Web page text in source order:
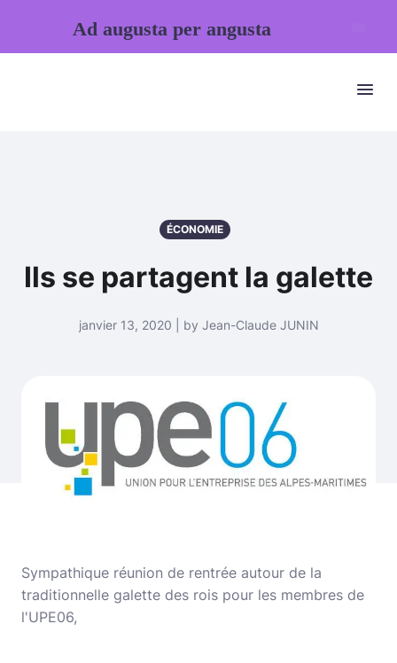
ÉCONOMIE
Ils se partagent la galette
janvier 13, 2020 | by Jean-Claude JUNIN
Sympathique réunion de rentrée autour de la
traditionnelle galette des rois pour les membres de
l'UPE06,
Ad augusta per angusta